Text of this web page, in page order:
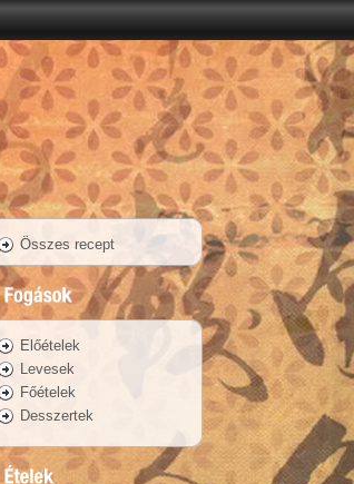
Összes recept
Előételek
Levesek
Főételek
Desszertek